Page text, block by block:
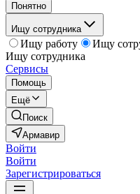
Понятно
Ищу сотрудника
Ищу работу
Ищу
Ищу сотрудника
Сервисы
Помощь
Ещё
Поиск
Армавир
Войти
Войти
Зарегистрироваться